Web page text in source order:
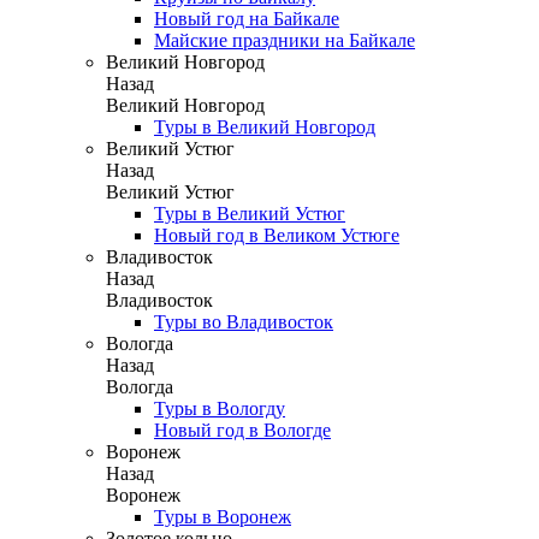
Новый год на Байкале
Майские праздники на Байкале
Великий Новгород
Назад
Великий Новгород
Туры в Великий Новгород
Великий Устюг
Назад
Великий Устюг
Туры в Великий Устюг
Новый год в Великом Устюге
Владивосток
Назад
Владивосток
Туры во Владивосток
Вологда
Назад
Вологда
Туры в Вологду
Новый год в Вологде
Воронеж
Назад
Воронеж
Туры в Воронеж